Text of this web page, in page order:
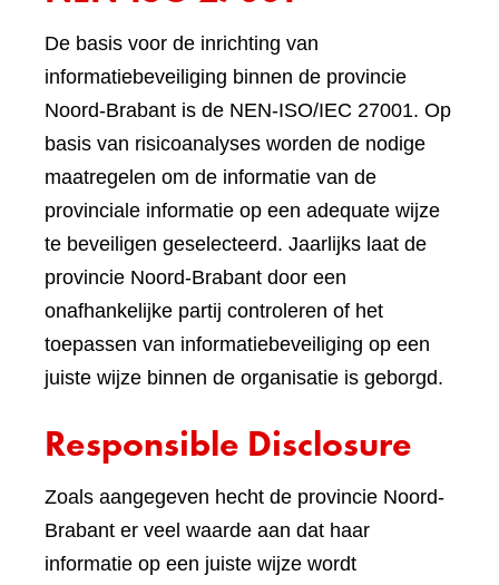
De basis voor de inrichting van
informatiebeveiliging binnen de provincie
Noord-Brabant is de NEN-ISO/IEC 27001. Op
basis van risicoanalyses worden de nodige
maatregelen om de informatie van de
provinciale informatie op een adequate wijze
te beveiligen geselecteerd. Jaarlijks laat de
provincie Noord-Brabant door een
onafhankelijke partij controleren of het
toepassen van informatiebeveiliging op een
juiste wijze binnen de organisatie is geborgd.
Responsible Disclosure
Zoals aangegeven hecht de provincie Noord-
Brabant er veel waarde aan dat haar
informatie op een juiste wijze wordt